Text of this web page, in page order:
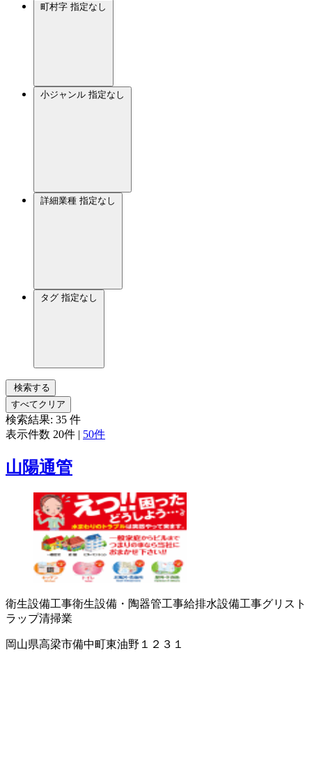
町村字 指定なし
小ジャンル 指定なし
詳細業種 指定なし
タグ 指定なし
検索する
すべてクリア
検索結果: 35 件
表示件数 20件 | 50件
山陽通管
衛生設備工事衛生設備・陶器管工事給排水設備工事グリスト
ラップ清掃業
岡山県高梁市備中町東油野１２３１